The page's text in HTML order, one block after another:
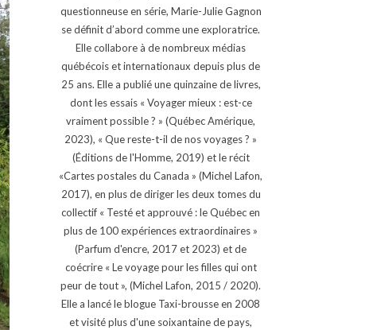
questionneuse en série, Marie-Julie Gagnon
se définit d’abord comme une exploratrice.
Elle collabore à de nombreux médias
québécois et internationaux depuis plus de
25 ans. Elle a publié une quinzaine de livres,
dont les essais « Voyager mieux : est-ce
vraiment possible ? » (Québec Amérique,
2023), « Que reste-t-il de nos voyages ? »
(Éditions de l'Homme, 2019) et le récit
«Cartes postales du Canada » (Michel Lafon,
2017), en plus de diriger les deux tomes du
collectif « Testé et approuvé : le Québec en
plus de 100 expériences extraordinaires »
(Parfum d'encre, 2017 et 2023) et de
coécrire « Le voyage pour les filles qui ont
peur de tout », (Michel Lafon, 2015 / 2020).
Elle a lancé le blogue Taxi-brousse en 2008
et visité plus d'une soixantaine de pays,